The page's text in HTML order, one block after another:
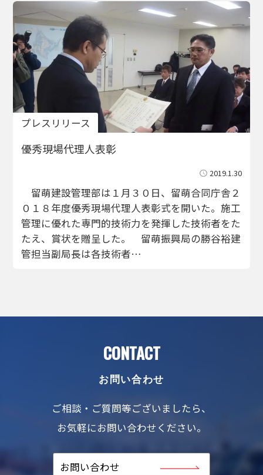
プレスリリース
優秀現場代理人表彰
2019.1.30
留萌建設管理部は１月３０日、留萌合同庁舎２
０１８年度優秀現場代理人表彰式を開いた。施工
管理に優れた専門的技術力を発揮した技術者をた
たえ、賞状を贈呈した。 留萌振興局の勝谷裕建
管担当副局長は各技術者…
CONTACT
お問い合わせ
ご相談・ご質問等ございましたら、
お気軽にお問い合わせください。
お問い合わせ